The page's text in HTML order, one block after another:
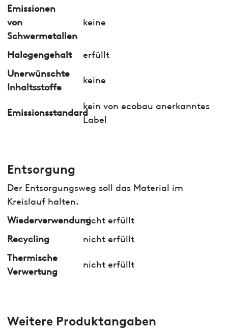
Emissionen
von
Schwermetallen
keine
Halogengehalt
erfüllt
Unerwünschte
Inhaltsstoffe
keine
Emissionsstandard
kein von ecobau anerkanntes
Label
Entsorgung
Der Entsorgungsweg soll das Material im
Kreislauf halten.
Wiederverwendungnicht erfüllt
Recycling
nicht erfüllt
Thermische
Verwertung
nicht erfüllt
Weitere Produktangaben